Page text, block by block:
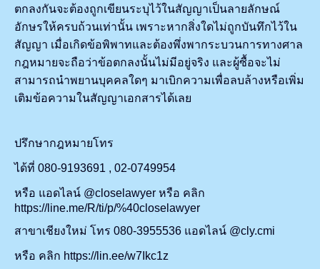
ตกลงกันจะต้องถูกเขียนระบุไว้ในสัญญาเป็นลายลักษณ์
อักษรให้ครบถ้วนเท่านั้น เพราะหากสิ่งใดไม่ถูกบันทึกไว้ใน
สัญญา เมื่อเกิดข้อพิพาทและต้องพึ่งพากระบวนการทางศาล
กฎหมายจะถือว่าข้อตกลงนั้นไม่มีอยู่จริง และผู้ซื้อจะไม่
สามารถนำพยานบุคคลใดๆ มาเบิกความเพื่อลบล้างหรือเพิ่ม
เติมข้อความในสัญญาเอกสารได้เลย
ปรึกษากฎหมายโทร
ได้ที่ 080-9193691 , 02-0749954
หรือ แอดไลน์ @closelawyer หรือ คลิก
https://line.me/R/ti/p/%40closelawyer
สาขาเชียงใหม่ โทร 080-3955536 แอดไลน์ @cly.cmi
หรือ คลิก https://lin.ee/w7Ikc1z